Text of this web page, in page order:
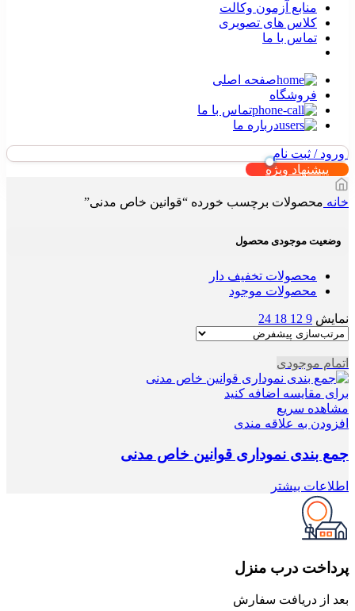
منابع آزمون وکالت
کلاس های تصویری
تماس با ما
صفحه اصلی
فروشگاه
تماس با ما
درباره ما
ورود / ثبت نام
پیشنهاد ویژه
خانه محصولات برچسب خورده “قوانین خاص مدنی”
وضعیت موجودی محصول
محصولات تخفیف دار
محصولات موجود
نمایش 9
12
18
24
اتمام موجودی
برای مقایسه اضافه کنید
مشاهده سریع
افزودن به علاقه مندی
جمع بندی نموداری قوانین خاص مدنی
اطلاعات بیشتر
پرداخت درب منزل
بعد از دریافت سفارش